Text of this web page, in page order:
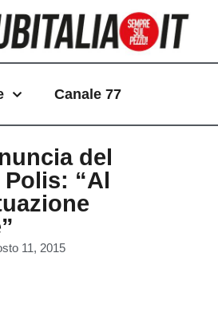
Canale 77
del
“Al
11, 2015